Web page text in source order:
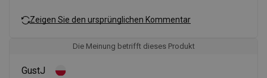
Zeigen Sie den ursprünglichen Kommentar
Die Meinung betrifft dieses Produkt
GustJ